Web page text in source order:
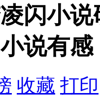
凌闪小
说有感
收藏 打印